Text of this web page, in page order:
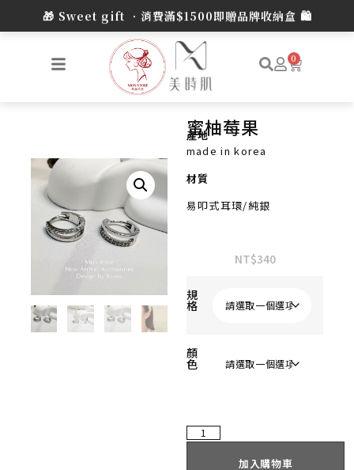
🎁 Sweet gift •消費滿$1500即贈品牌收納盒 🛍️
0
蜜柚莓果
產地
made in korea
材質
易叩式耳環/純銀
NT$340
規
格
顏
色
加入購物車